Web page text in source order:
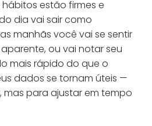
estão firmes e
dia vai sair como
manhãs você vai se sentir
ou vai notar seu
mais rápido do que o
dados se tornam úteis —
mas para ajustar em tempo